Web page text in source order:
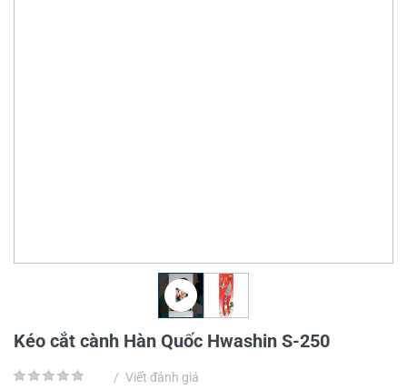
Kéo cắt cành Hàn Quốc Hwashin S-250
/ Viết đánh giá